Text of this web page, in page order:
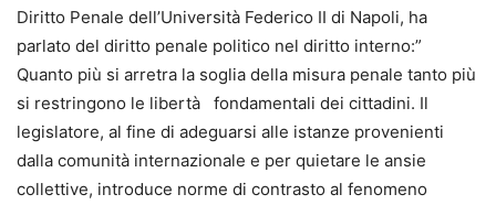
Diritto Penale dell’Università Federico II di Napoli, ha
parlato del diritto penale politico nel diritto interno:”
Quanto più si arretra la soglia della misura penale tanto più
si restringono le libertà fondamentali dei cittadini. Il
legislatore, al fine di adeguarsi alle istanze provenienti
dalla comunità internazionale e per quietare le ansie
collettive, introduce norme di contrasto al fenomeno